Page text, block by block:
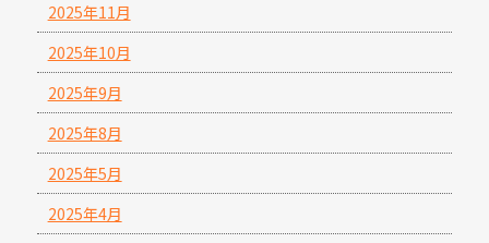
2025年11月
2025年10月
2025年9月
2025年8月
2025年5月
2025年4月